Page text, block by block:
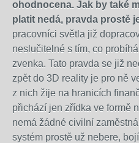
ohodnocena. Jak by také
platit nedá, pravda prostě
pracovníci světla již
neslučitelné s tím, co
zvenka. Tato pravda se již
zpět do 3D reality je pro ně
z nich žije na hranicích
přichází jen zřídka ve formě
nemá žádné civilní
systém prostě už nebere,